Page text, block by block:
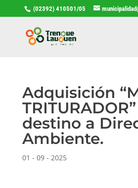
(02392) 410501/05
Adquisición
destino a
Ambiente.
01 - 09 - 2025